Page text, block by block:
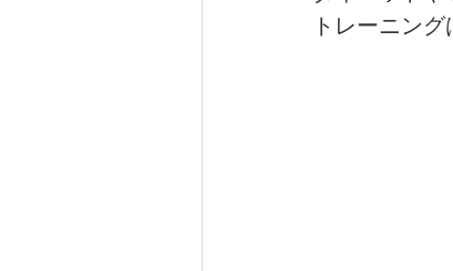
健康（wellness） ス
トレーニン